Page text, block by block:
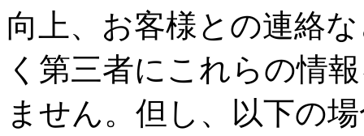
向上、お客様との連絡
く第三者にこれらの情
ません。但し、以下の